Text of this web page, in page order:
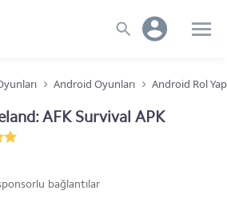
Android Oyunları Android Rol
AFK Survival APK
bağlantılar